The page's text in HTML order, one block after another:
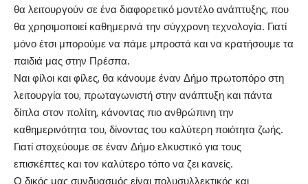
θα λειτουργούν σε ένα διαφορετικό μοντέλο ανάπτυξης, που
θα χρησιμοποιεί καθημερινά την σύγχρονη τεχνολογία. Γιατί
μόνο έτσι μπορούμε να πάμε μπροστά και να κρατήσουμε τα
παιδιά μας στην Πρέσπα.
Ναι φίλοι και φίλες, θα κάνουμε έναν Δήμο πρωτοπόρο στη
λειτουργία του, πρωταγωνιστή στην ανάπτυξη και πάντα
δίπλα στον πολίτη, κάνοντας πιο ανθρώπινη την
καθημερινότητα του, δίνοντας του καλύτερη ποιότητα ζωής.
Γιατί στοχεύουμε σε έναν Δήμο ελκυστικό για τους
επισκέπτες και τον καλύτερο τόπο να ζει κανείς.
Ο δικός μας συνδυασμός είναι πολυσυλλεκτικός και